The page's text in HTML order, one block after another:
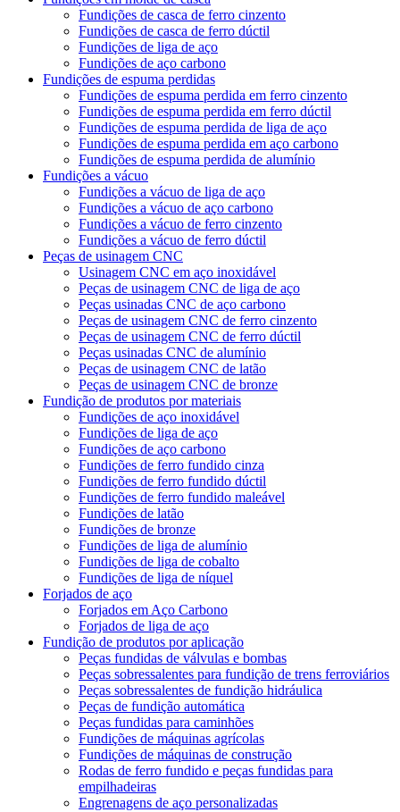
Fundições de casca de ferro cinzento
Fundições de casca de ferro dúctil
Fundições de liga de aço
Fundições de aço carbono
Fundições de espuma perdidas
Fundições de espuma perdida em ferro cinzento
Fundições de espuma perdida em ferro dúctil
Fundições de espuma perdida de liga de aço
Fundições de espuma perdida em aço carbono
Fundições de espuma perdida de alumínio
Fundições a vácuo
Fundições a vácuo de liga de aço
Fundições a vácuo de aço carbono
Fundições a vácuo de ferro cinzento
Fundições a vácuo de ferro dúctil
Peças de usinagem CNC
Usinagem CNC em aço inoxidável
Peças de usinagem CNC de liga de aço
Peças usinadas CNC de aço carbono
Peças de usinagem CNC de ferro cinzento
Peças de usinagem CNC de ferro dúctil
Peças usinadas CNC de alumínio
Peças de usinagem CNC de latão
Peças de usinagem CNC de bronze
Fundição de produtos por materiais
Fundições de aço inoxidável
Fundições de liga de aço
Fundições de aço carbono
Fundições de ferro fundido cinza
Fundições de ferro fundido dúctil
Fundições de ferro fundido maleável
Fundições de latão
Fundições de bronze
Fundições de liga de alumínio
Fundições de liga de cobalto
Fundições de liga de níquel
Forjados de aço
Forjados em Aço Carbono
Forjados de liga de aço
Fundição de produtos por aplicação
Peças fundidas de válvulas e bombas
Peças sobressalentes para fundição de trens ferroviários
Peças sobressalentes de fundição hidráulica
Peças de fundição automática
Peças fundidas para caminhões
Fundições de máquinas agrícolas
Fundições de máquinas de construção
Rodas de ferro fundido e peças fundidas para
empilhadeiras
Engrenagens de aço personalizadas